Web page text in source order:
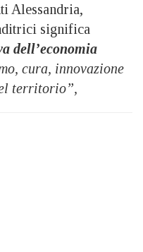
Alessandria,
significa
dell’economia
cura, innovazione
territorio”,